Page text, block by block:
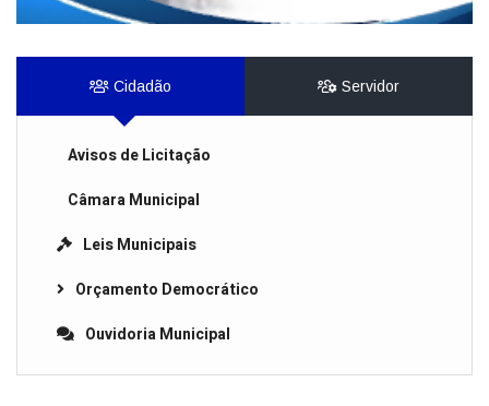
Cidadão Servidor
Avisos de Licitação
Câmara Municipal
Leis Municipais
Orçamento Democrático
Ouvidoria Municipal